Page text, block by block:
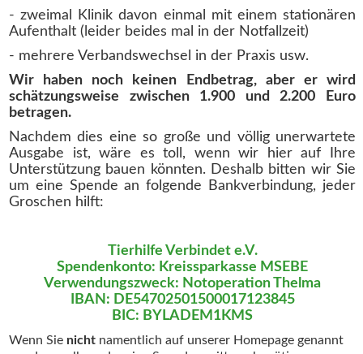
- zweimal Klinik davon einmal mit einem stationären
Aufenthalt (leider beides mal in der Notfallzeit)
- mehrere Verbandswechsel in der Praxis usw.
Wir haben noch keinen Endbetrag, aber er wird
schätzungsweise zwischen 1.900 und 2.200 Euro
betragen.
Nachdem dies eine so große und völlig unerwartete
Ausgabe ist, wäre es toll, wenn wir hier auf Ihre
Unterstützung bauen könnten. Deshalb bitten wir Sie
um eine Spende an folgende Bankverbindung, jeder
Groschen hilft:
Tierhilfe Verbindet e.V.
Spendenkonto: Kreissparkasse MSEBE
Verwendungszweck: Notoperation Thelma
IBAN: DE54702501500017123845
BIC: BYLADEM1KMS
Wenn Sie nicht namentlich auf unserer Homepage genannt